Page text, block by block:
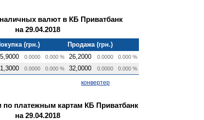
валют в КБ Приватбанк
на 29.04.2018
(грн.)
Продажа (грн.)
0.0000 0.000 % 26,2000 0.0000 0.000 %
0.0000 0.000 % 32,0000 0.0000 0.000 %
конвертер
по платежным картам КБ Приватбанк
на 29.04.2018